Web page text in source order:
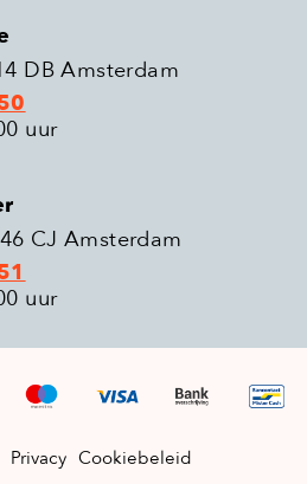
DB Amsterdam
uur
CJ Amsterdam
uur
Privacy Cookiebeleid